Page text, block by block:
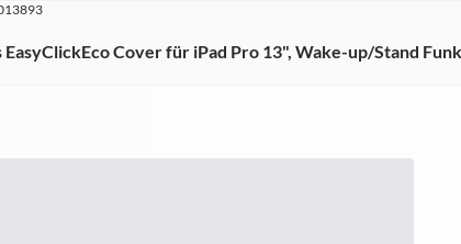
Cover für iPad Pro 13", Wake-up/Stand